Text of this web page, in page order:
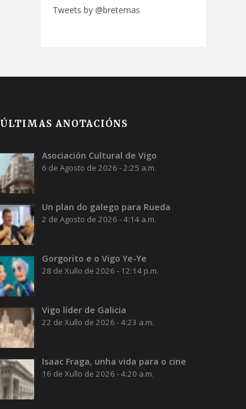
Tweets by @bretemas
ÚLTIMAS ANOTACIÓNS
Asociación Cultural de Vigo
6 de Agosto de 2026 - 2:25 a.m.
Un plan do galego para Rueda
2 de Agosto de 2026 - 4:14 a.m.
Gorgorito e o Vigo Ye-Ye
28 de Xullo de 2026 - 12:14 p.m.
Vigo líder de Galicia
22 de Xullo de 2026 - 4:23 a.m.
Isaac Fraga, unha vida para o cine
16 de Xullo de 2026 - 4:20 a.m.